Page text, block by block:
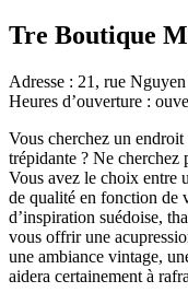
Tre Boutique
Adresse : 21, rue
Heures d’ouverture :
Vous cherchez un
trépidante ? Ne
Vous avez le choix entre
de qualité en fonction de
d’inspiration suédoise,
vous offrir une
une ambiance vintage,
aidera certainement à